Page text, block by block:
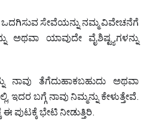
ಒದಗಿಸುವ ಸೇವೆಯನ್ನು ನಮ್ಮ ವಿವೇಚನೆಗೆ
ಅಥವಾ ಯಾವುದೇ ವೈಶಿಷ್ಟ್ಯಗಳನ್ನು
ನಾವು ತೆಗೆದುಹಾಕಬಹುದು ಅಥವಾ
ಬಗ್ಗೆ ನಾವು ನಿಮ್ಮನ್ನು ಕೇಳುತ್ತೇವೆ.
ಭೇಟಿ ನೀಡುತ್ತಿರಿ.